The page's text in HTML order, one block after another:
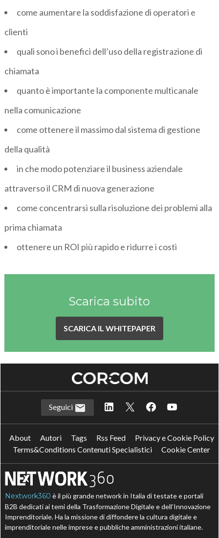
come aumentare la soddisfazione di operatori e
clienti
quali sono i benefici dell’uso della registrazione di
chiamata
quanto è importante la componente multicanale
nella comunicazione
come ottenere il massimo dal sistema di gestione
della qualità
in che modo potenziare il business aziendale
attraverso il CRM di nuova generazione
come concentrarsi sulla risoluzione dei problemi alla
prima chiamata
ottenere un ROI più rapido e ridurre i costi
Scarica subito
SCARICA IL WHITEPAPER
Seguici
About Autori Tags Rss Feed
Privacy e Cookie Policy
Terms&Conditions Contenuti Specialistici
Cookie Center
Nextwork360 è il più grande network in Italia di testate e portali
B2B dedicati ai temi della Trasformazione Digitale e dell’Innovazione
Imprenditoriale. Ha la missione di diffondere la cultura digitale e
imprenditoriale nelle imprese e pubbliche amministrazioni italiane.